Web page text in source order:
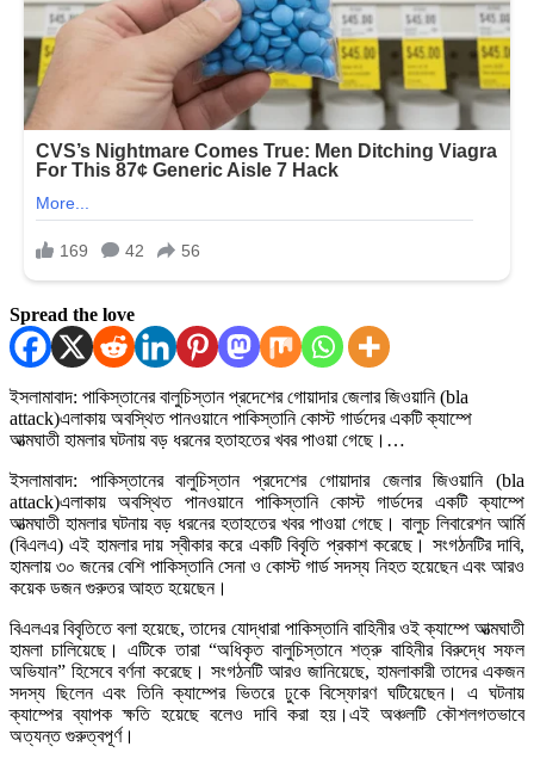
Spread the love
ইসলামাবাদ: পাকিস্তানের বালুচিস্তান প্রদেশের গোয়াদার জেলার জিওয়ানি (bla
attack)এলাকায় অবস্থিত পানওয়ানে পাকিস্তানি কোস্ট গার্ডদের একটি ক্যাম্পে
আত্মঘাতী হামলার ঘটনায় বড় ধরনের হতাহতের খবর পাওয়া গেছে।…
ইসলামাবাদ: পাকিস্তানের বালুচিস্তান প্রদেশের গোয়াদার জেলার জিওয়ানি (bla
attack)এলাকায় অবস্থিত পানওয়ানে পাকিস্তানি কোস্ট গার্ডদের একটি ক্যাম্পে
আত্মঘাতী হামলার ঘটনায় বড় ধরনের হতাহতের খবর পাওয়া গেছে। বালুচ লিবারেশন আর্মি
(বিএলএ) এই হামলার দায় স্বীকার করে একটি বিবৃতি প্রকাশ করেছে। সংগঠনটির দাবি,
হামলায় ৩০ জনের বেশি পাকিস্তানি সেনা ও কোস্ট গার্ড সদস্য নিহত হয়েছেন এবং আরও
কয়েক ডজন গুরুতর আহত হয়েছেন।
বিএলএর বিবৃতিতে বলা হয়েছে, তাদের যোদ্ধারা পাকিস্তানি বাহিনীর ওই ক্যাম্পে আত্মঘাতী
হামলা চালিয়েছে। এটিকে তারা “অধিকৃত বালুচিস্তানে শত্রু বাহিনীর বিরুদ্ধে সফল
অভিযান” হিসেবে বর্ণনা করেছে। সংগঠনটি আরও জানিয়েছে, হামলাকারী তাদের একজন
সদস্য ছিলেন এবং তিনি ক্যাম্পের ভিতরে ঢুকে বিস্ফোরণ ঘটিয়েছেন। এ ঘটনায়
ক্যাম্পের ব্যাপক ক্ষতি হয়েছে বলেও দাবি করা হয়।এই অঞ্চলটি কৌশলগতভাবে
অত্যন্ত গুরুত্বপূর্ণ।